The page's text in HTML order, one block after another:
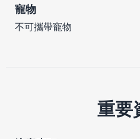
寵物
不可攜帶寵物
重要